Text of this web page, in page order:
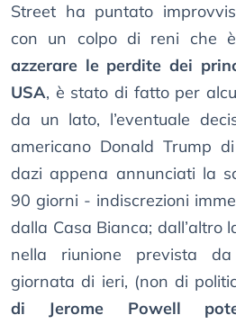
Street ha puntato
con un colpo di reni che
azzerare le perdite dei
USA, è stato di fatto per
da un lato, l’eventuale
americano Donald Trump
dazi appena annunciati la
90 giorni - indiscrezioni
dalla Casa Bianca; dall’altro
nella riunione prevista
giornata di ieri, (non di
di Jerome Powell